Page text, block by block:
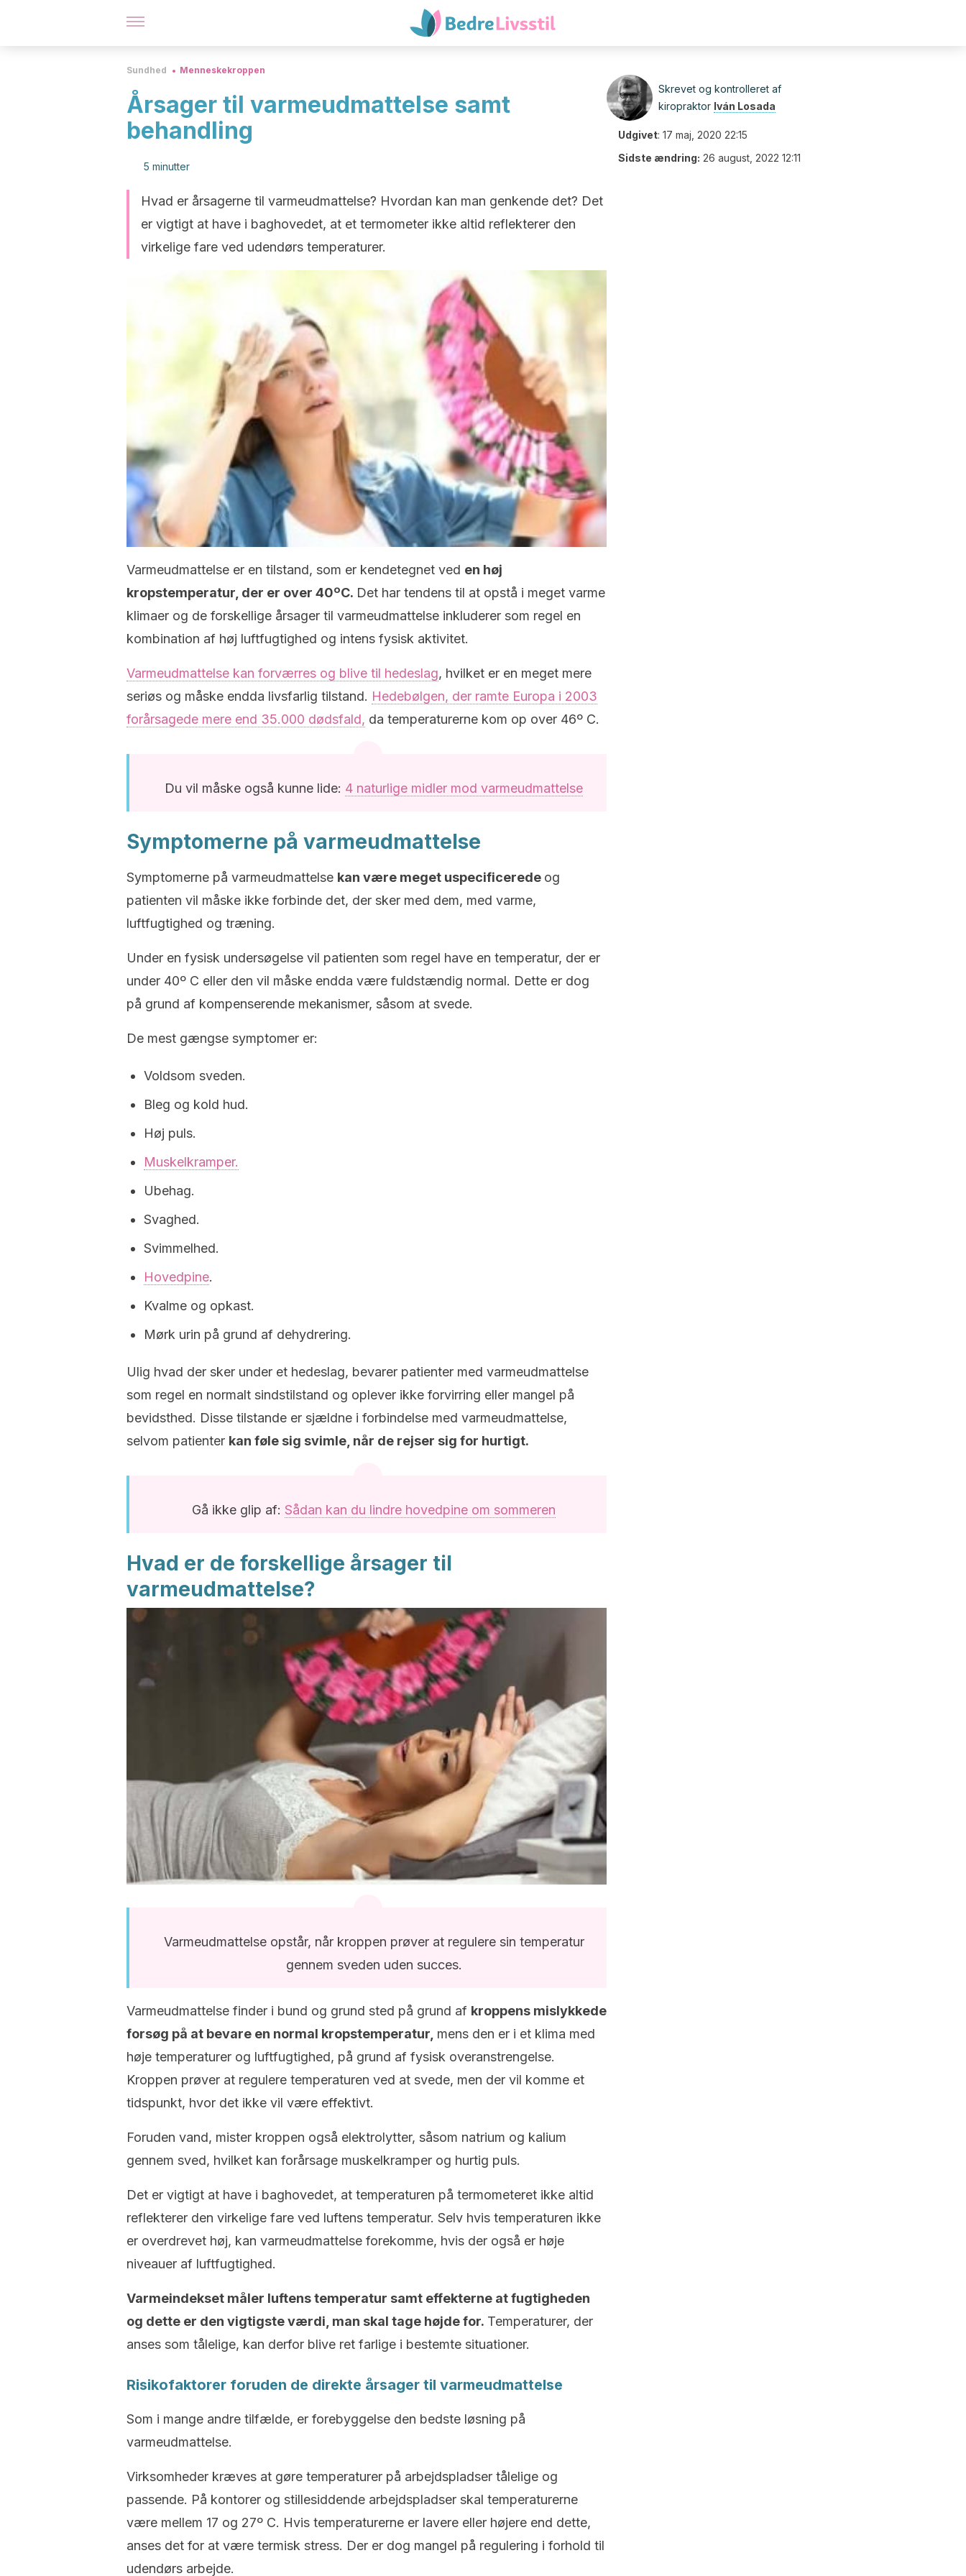
Sundhed Menneskekroppen
Årsager til varmeudmattelse samt
behandling
5 minutter
Hvad er årsagerne til varmeudmattelse? Hvordan kan man genkende det? Det
er vigtigt at have i baghovedet, at et termometer ikke altid reflekterer den
virkelige fare ved udendørs temperaturer.
Varmeudmattelse er en tilstand, som er kendetegnet ved en høj
kropstemperatur, der er over 40ºC. Det har tendens til at opstå i meget varme
klimaer og de forskellige årsager til varmeudmattelse inkluderer som regel en
kombination af høj luftfugtighed og intens fysisk aktivitet.
Varmeudmattelse kan forværres og blive til hedeslag, hvilket er en meget mere
seriøs og måske endda livsfarlig tilstand. Hedebølgen, der ramte Europa i 2003
forårsagede mere end 35.000 dødsfald, da temperaturerne kom op over 46º C.
Du vil måske også kunne lide: 4 naturlige midler mod varmeudmattelse
Symptomerne på varmeudmattelse
Symptomerne på varmeudmattelse kan være meget uspecificerede og
patienten vil måske ikke forbinde det, der sker med dem, med varme,
luftfugtighed og træning.
Under en fysisk undersøgelse vil patienten som regel have en temperatur, der er
under 40º C eller den vil måske endda være fuldstændig normal. Dette er dog
på grund af kompenserende mekanismer, såsom at svede.
De mest gængse symptomer er:
Voldsom sveden.
Bleg og kold hud.
Høj puls.
Muskelkramper.
Ubehag.
Svaghed.
Svimmelhed.
Hovedpine.
Kvalme og opkast.
Mørk urin på grund af dehydrering.
Ulig hvad der sker under et hedeslag, bevarer patienter med varmeudmattelse
som regel en normalt sindstilstand og oplever ikke forvirring eller mangel på
bevidsthed. Disse tilstande er sjældne i forbindelse med varmeudmattelse,
selvom patienter kan føle sig svimle, når de rejser sig for hurtigt.
Gå ikke glip af: Sådan kan du lindre hovedpine om sommeren
Hvad er de forskellige årsager til
varmeudmattelse?
Varmeudmattelse opstår, når kroppen prøver at regulere sin temperatur
gennem sveden uden succes.
Varmeudmattelse finder i bund og grund sted på grund af kroppens mislykkede
forsøg på at bevare en normal kropstemperatur, mens den er i et klima med
høje temperaturer og luftfugtighed, på grund af fysisk overanstrengelse.
Kroppen prøver at regulere temperaturen ved at svede, men der vil komme et
tidspunkt, hvor det ikke vil være effektivt.
Foruden vand, mister kroppen også elektrolytter, såsom natrium og kalium
gennem sved, hvilket kan forårsage muskelkramper og hurtig puls.
Det er vigtigt at have i baghovedet, at temperaturen på termometeret ikke altid
reflekterer den virkelige fare ved luftens temperatur. Selv hvis temperaturen ikke
er overdrevet høj, kan varmeudmattelse forekomme, hvis der også er høje
niveauer af luftfugtighed.
Varmeindekset måler luftens temperatur samt effekterne at fugtigheden
og dette er den vigtigste værdi, man skal tage højde for. Temperaturer, der
anses som tålelige, kan derfor blive ret farlige i bestemte situationer.
Risikofaktorer foruden de direkte årsager til varmeudmattelse
Som i mange andre tilfælde, er forebyggelse den bedste løsning på
varmeudmattelse.
Virksomheder kræves at gøre temperaturer på arbejdspladser tålelige og
passende. På kontorer og stillesiddende arbejdspladser skal temperaturerne
være mellem 17 og 27º C. Hvis temperaturerne er lavere eller højere end dette,
anses det for at være termisk stress. Der er dog mangel på regulering i forhold til
udendørs arbejde.
Skrevet og kontrolleret af
kiropraktor Iván Losada
Udgivet: 17 maj, 2020 22:15
Sidste ændring: 26 august, 2022 12:11